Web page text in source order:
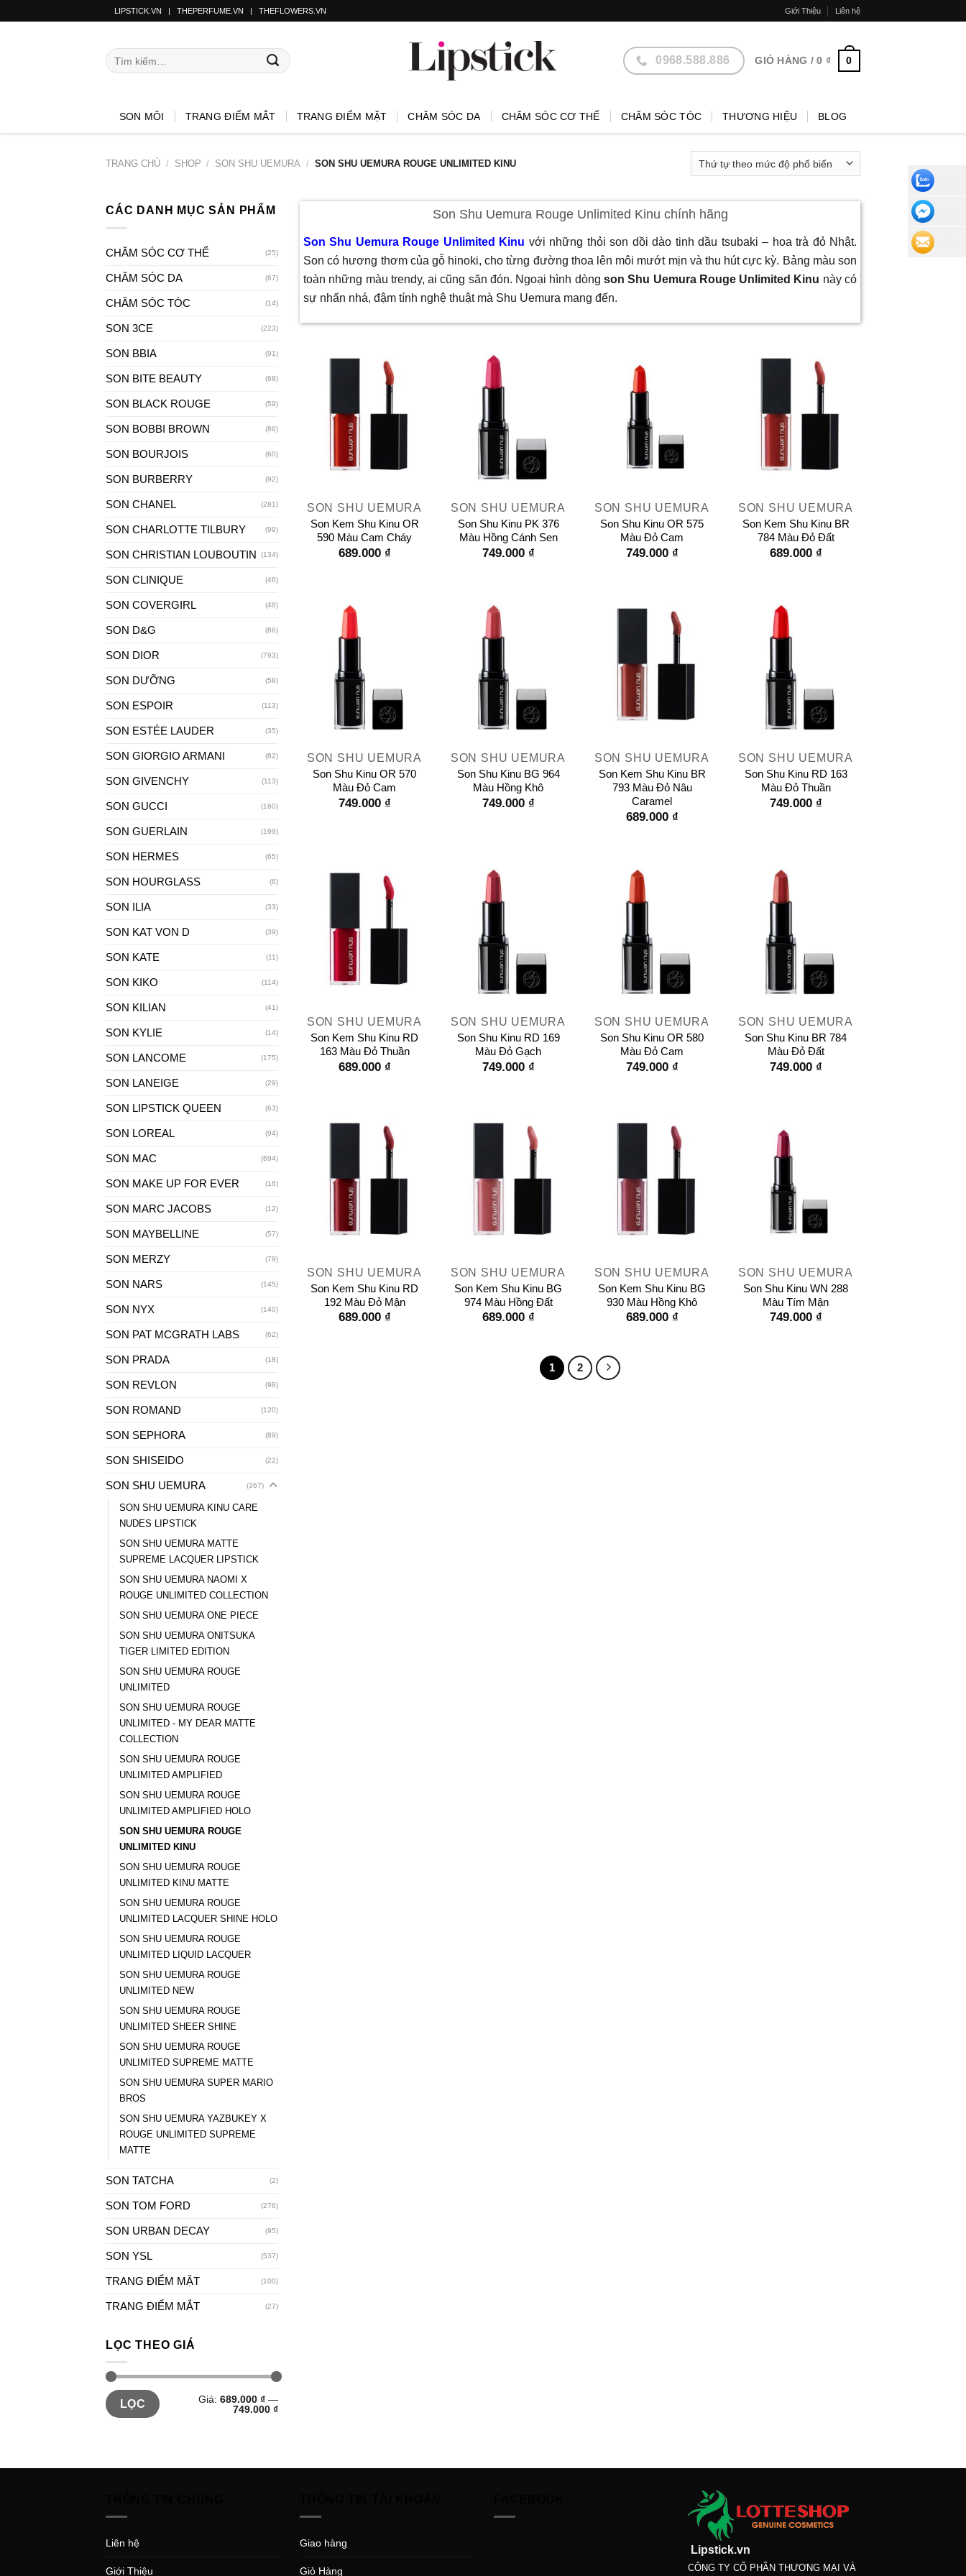
LIPSTICK.VN | THEPERFUME.VN | THEFLOWERS.VN Giới Thiệu Liên hệ
0968.588.886 GIỎ HÀNG /0 ₫ 0
SON MÔI TRANG ĐIỂM MẮT TRANG ĐIỂM MẶT CHĂM SÓC DA CHĂM SÓC CƠ THỂ CHĂM SÓC TÓC THƯƠNG HIỆU BLOG
TRANG CHỦ / SHOP / SON SHU UEMURA / SON SHU UEMURA ROUGE UNLIMITED KINU
CÁC DANH MỤC SẢN PHẨM
CHĂM SÓC CƠ THỂ (25)
CHĂM SÓC DA (67)
CHĂM SÓC TÓC (14)
SON 3CE (223)
SON BBIA (91)
SON BITE BEAUTY (68)
SON BLACK ROUGE (59)
SON BOBBI BROWN (86)
SON BOURJOIS (60)
SON BURBERRY (92)
SON CHANEL (281)
SON CHARLOTTE TILBURY (99)
SON CHRISTIAN LOUBOUTIN (134)
SON CLINIQUE (46)
SON COVERGIRL (48)
SON D&G (86)
SON DIOR (793)
SON DƯỠNG (58)
SON ESPOIR (113)
SON ESTÉE LAUDER (35)
SON GIORGIO ARMANI (82)
SON GIVENCHY (113)
SON GUCCI (160)
SON GUERLAIN (199)
SON HERMES (65)
SON HOURGLASS (6)
SON ILIA (33)
SON KAT VON D (39)
SON KATE (11)
SON KIKO (114)
SON KILIAN (41)
SON KYLIE (14)
SON LANCOME (175)
SON LANEIGE (29)
SON LIPSTICK QUEEN (63)
SON LOREAL (94)
SON MAC (694)
SON MAKE UP FOR EVER (16)
SON MARC JACOBS (12)
SON MAYBELLINE (57)
SON MERZY (79)
SON NARS (145)
SON NYX (140)
SON PAT MCGRATH LABS (62)
SON PRADA (18)
SON REVLON (98)
SON ROMAND (120)
SON SEPHORA (89)
SON SHISEIDO (22)
SON SHU UEMURA (367)
SON SHU UEMURA KINU CARE
NUDES LIPSTICK
SON SHU UEMURA MATTE
SUPREME LACQUER LIPSTICK
SON SHU UEMURA NAOMI X
ROUGE UNLIMITED COLLECTION
SON SHU UEMURA ONE PIECE
SON SHU UEMURA ONITSUKA
TIGER LIMITED EDITION
SON SHU UEMURA ROUGE
UNLIMITED
SON SHU UEMURA ROUGE
UNLIMITED - MY DEAR MATTE
COLLECTION
SON SHU UEMURA ROUGE
UNLIMITED AMPLIFIED
SON SHU UEMURA ROUGE
UNLIMITED AMPLIFIED HOLO
SON SHU UEMURA ROUGE
UNLIMITED KINU
SON SHU UEMURA ROUGE
UNLIMITED KINU MATTE
SON SHU UEMURA ROUGE
UNLIMITED LACQUER SHINE HOLO
SON SHU UEMURA ROUGE
UNLIMITED LIQUID LACQUER
SON SHU UEMURA ROUGE
UNLIMITED NEW
SON SHU UEMURA ROUGE
UNLIMITED SHEER SHINE
SON SHU UEMURA ROUGE
UNLIMITED SUPREME MATTE
SON SHU UEMURA SUPER MARIO
BROS
SON SHU UEMURA YAZBUKEY X
ROUGE UNLIMITED SUPREME
MATTE
SON TATCHA (2)
SON TOM FORD (276)
SON URBAN DECAY (95)
SON YSL (537)
TRANG ĐIỂM MẶT (100)
TRANG ĐIỂM MẮT (27)
LỌC THEO GIÁ
LỌC Giá: 689.000 ₫ —
749.000 ₫
Son Shu Uemura Rouge Unlimited Kinu chính hãng
Son Shu Uemura Rouge Unlimited Kinu với những thỏi son dồi dào tinh dầu tsubaki – hoa trà đỏ Nhật.
Son có hương thơm của gỗ hinoki, cho từng đường thoa lên môi mướt mịn và thu hút cực kỳ. Bảng màu son
toàn những màu trendy, ai cũng săn đón. Ngoại hình dòngson Shu Uemura Rouge Unlimited Kinu này có
sự nhấn nhá, đậm tính nghệ thuật mà Shu Uemura mang đến.
SON SHU UEMURA
Son Kem Shu Kinu OR
590 Màu Cam Cháy
689.000 ₫
SON SHU UEMURA
Son Shu Kinu PK 376
Màu Hồng Cánh Sen
749.000 ₫
SON SHU UEMURA
Son Shu Kinu OR 575
Màu Đỏ Cam
749.000 ₫
SON SHU UEMURA
Son Kem Shu Kinu BR
784 Màu Đỏ Đất
689.000 ₫
SON SHU UEMURA
Son Shu Kinu OR 570
Màu Đỏ Cam
749.000 ₫
SON SHU UEMURA
Son Shu Kinu BG 964
Màu Hồng Khô
749.000 ₫
SON SHU UEMURA
Son Kem Shu Kinu BR
793 Màu Đỏ Nâu
Caramel
689.000 ₫
SON SHU UEMURA
Son Shu Kinu RD 163
Màu Đỏ Thuần
749.000 ₫
SON SHU UEMURA
Son Kem Shu Kinu RD
163 Màu Đỏ Thuần
689.000 ₫
SON SHU UEMURA
Son Shu Kinu RD 169
Màu Đỏ Gạch
749.000 ₫
SON SHU UEMURA
Son Shu Kinu OR 580
Màu Đỏ Cam
749.000 ₫
SON SHU UEMURA
Son Shu Kinu BR 784
Màu Đỏ Đất
749.000 ₫
SON SHU UEMURA
Son Kem Shu Kinu RD
192 Màu Đỏ Mận
689.000 ₫
SON SHU UEMURA
Son Kem Shu Kinu BG
974 Màu Hồng Đất
689.000 ₫
SON SHU UEMURA
Son Kem Shu Kinu BG
930 Màu Hồng Khô
689.000 ₫
SON SHU UEMURA
Son Shu Kinu WN 288
Màu Tím Mận
749.000 ₫
1 2
Liên hệ
Giới Thiệu
Giao hàng
Giỏ Hàng
Lipstick.vn
CÔNG TY CỔ PHẦN THƯƠNG MẠI VÀ